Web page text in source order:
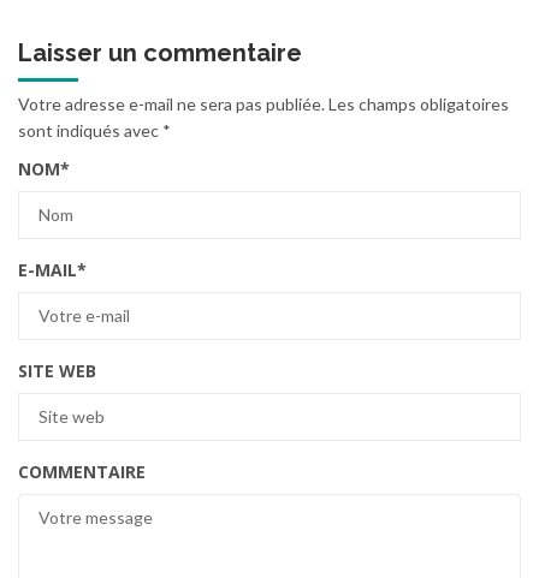
Laisser un commentaire
Votre adresse e-mail ne sera pas publiée.Les champs obligatoires
sont indiqués avec *
NOM*
E-MAIL*
SITE WEB
COMMENTAIRE